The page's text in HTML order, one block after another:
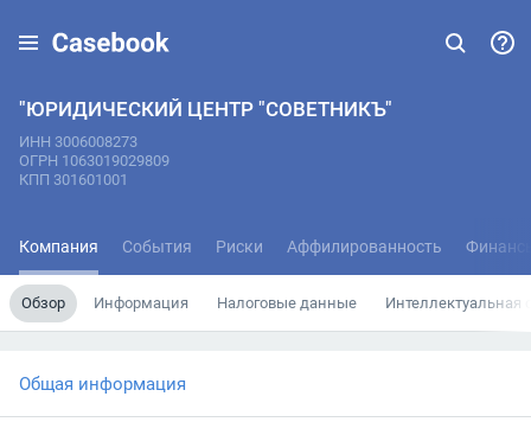
"ЮРИДИЧЕСКИЙ ЦЕНТР "СОВЕТНИКЪ"
ИНН 3006008273
ОГРН 1063019029809
КПП 301601001
Компания События Риски Аффилированность
Обзор Информация Налоговые данные Интеллектуальная
Общая информация